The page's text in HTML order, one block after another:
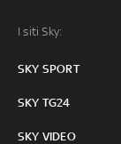
I siti Sky:
SKY SPORT
SKY TG24
SKY VIDEO